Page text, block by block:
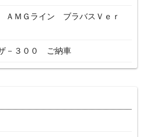
ＡＭＧライン ブラバスＶｅｒ
－３００ ご納車